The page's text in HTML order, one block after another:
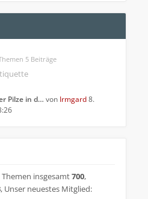
5 Beiträge
Pilze in d… von Irmgard8.
Themen insgesamt700,
, Unser neuestes Mitglied: